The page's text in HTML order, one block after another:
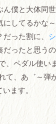
ん僕と大体同
にしてるかな
だった割に、
だったと思う
、ペダル使い
て、あ゛～弾
ます。